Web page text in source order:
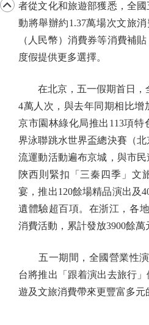
者從文化和旅遊部獲悉，全
動將舉辦約1.37萬場次文旅
（人民幣）消費券等消費補
度假提供更多選擇。
在北京，五一假期首日，
4萬人次，與去年同期相比增
京市園林綠化局推出113項
界泳聯跳水世界盃總決賽（
流運動活動遍布京城，與市民
陝西則緊扣「三秦四季」文
宴，推出120餘場精品演出及
遺體驗超百項。在浙江，各
消費活動，累計發放3900餘萬
五一期間，全國營業性演
台將推出「跟着演出去旅行
遊及文旅消費帶來更豐富多元